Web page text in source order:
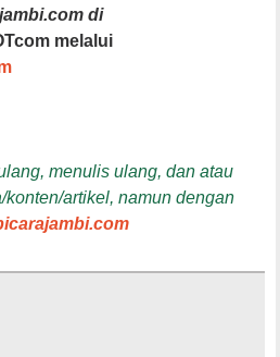
di
melalui
menulis ulang, dan atau
artikel, namun dengan